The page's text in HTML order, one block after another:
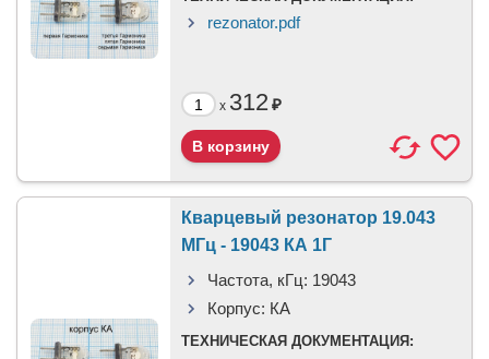
rezonator.pdf
x 312₽
Кварцевый резонатор 19.043
МГц - 19043 КА 1Г
Частота, кГц: 19043
Корпус: КА
ТЕХНИЧЕСКАЯ ДОКУМЕНТАЦИЯ: